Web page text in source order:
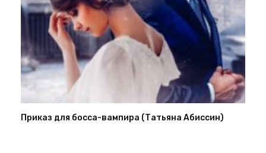
Приказ для босса-вампира (Татьяна Абиссин)